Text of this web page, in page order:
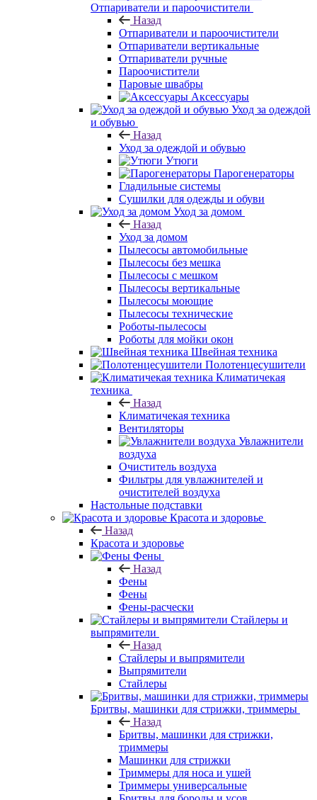
Отпариватели и пароочистители
Назад
Отпариватели и пароочистители
Отпариватели вертикальные
Отпариватели ручные
Пароочистители
Паровые швабры
Аксессуары
Уход за одеждой
и обувью
Назад
Уход за одеждой и обувью
Утюги
Парогенераторы
Гладильные системы
Сушилки для одежды и обуви
Уход за домом
Назад
Уход за домом
Пылесосы автомобильные
Пылесосы без мешка
Пылесосы с мешком
Пылесосы вертикальные
Пылесосы моющие
Пылесосы технические
Роботы-пылесосы
Роботы для мойки окон
Швейная техника
Полотенцесушители
Климатичекая
техника
Назад
Климатичекая техника
Вентиляторы
Увлажнители
воздуха
Очиститель воздуха
Фильтры для увлажнителей и
очистителей воздуха
Настольные подставки
Красота и здоровье
Назад
Красота и здоровье
Фены
Назад
Фены
Фены
Фены-расчески
Стайлеры и
выпрямители
Назад
Стайлеры и выпрямители
Выпрямители
Стайлеры
Бритвы, машинки для стрижки, триммеры
Назад
Бритвы, машинки для стрижки,
триммеры
Машинки для стрижки
Триммеры для носа и ушей
Триммеры универсальные